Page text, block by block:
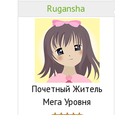
Rugansha
Почетный Житель
Мега Уровня